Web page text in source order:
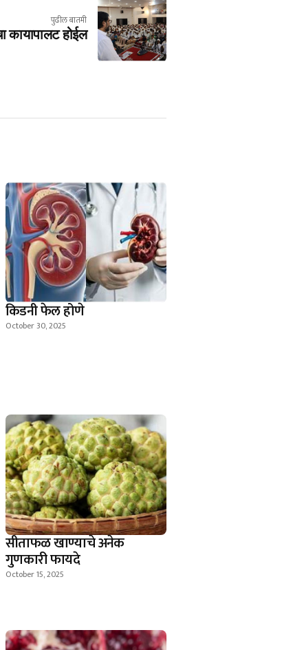
पुढील बातमी
कायापालट होईल
किडनी फेल होणे
October 30, 2025
सीताफळ खाण्याचे अनेक
गुणकारी फायदे
October 15, 2025